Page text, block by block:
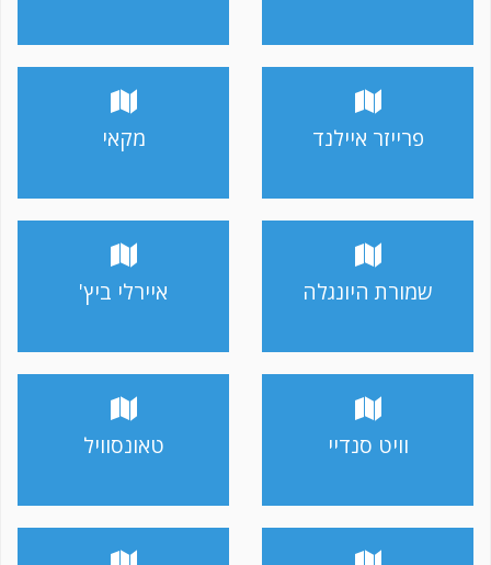
פרייזר איילנד מקאי
שמורת היונגלה איירלי ביץ'
וויט סנדיי טאונסוויל